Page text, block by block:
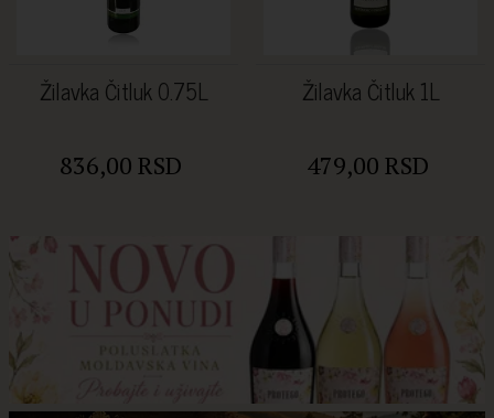
Žilavka Čitluk 0.75L
836,00 RSD
Žilavka Čitluk 1L
479,00 RSD